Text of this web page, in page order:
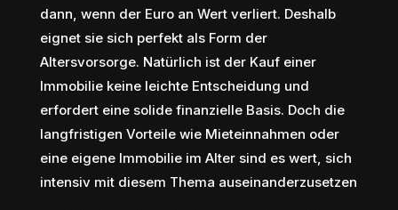
dann, wenn der Euro an Wert verliert. Deshalb
eignet sie sich perfekt als Form der
Altersvorsorge. Natürlich ist der Kauf einer
Immobilie keine leichte Entscheidung und
erfordert eine solide finanzielle Basis. Doch die
langfristigen Vorteile wie Mieteinnahmen oder
eine eigene Immobilie im Alter sind es wert, sich
intensiv mit diesem Thema auseinanderzusetzen